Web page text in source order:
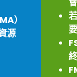
）
源